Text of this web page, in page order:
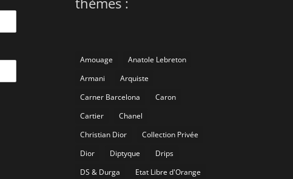
Amouage
Anatole Lebreton
Armani
Arquiste
Carner Barcelona
Caron
Cartier
Chanel
Christian Dior
Collection Privée
Dior
Diptyque
Drips
DS & Durga
Etat Libre d'Orange